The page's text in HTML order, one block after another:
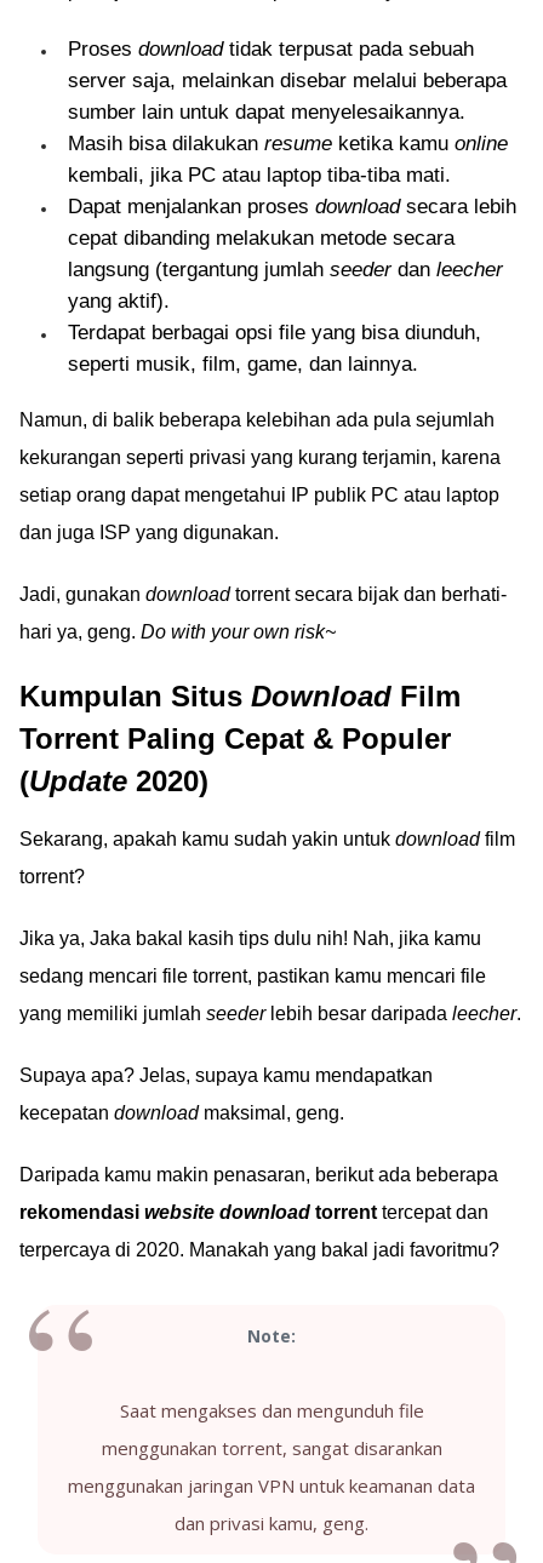
Proses downloadtidak terpusat pada sebuah
server saja, melainkan disebar melalui beberapa
sumber lain untuk dapat menyelesaikannya.
Masih bisa dilakukan resume ketika kamu online
kembali, jika PC atau laptop tiba-tiba mati.
Dapat menjalankan proses downloadsecara lebih
cepat dibanding melakukan metode secara
langsung (tergantung jumlah seederdan leecher
yang aktif).
Terdapat berbagai opsi file yang bisa diunduh,
seperti musik, film, game, dan lainnya.
Namun, di balik beberapa kelebihan ada pula sejumlah
kekurangan seperti privasi yang kurang terjamin, karena
setiap orang dapat mengetahui IP publik PC atau laptop
dan juga ISP yang digunakan.
Jadi, gunakan downloadtorrent secara bijak dan berhati-
hari ya, geng. Do with your own risk~
Kumpulan Situs Download Film
Torrent Paling Cepat & Populer
(Update 2020)
Sekarang, apakah kamu sudah yakin untuk downloadfilm
torrent?
Jika ya, Jaka bakal kasih tips dulu nih! Nah, jika kamu
sedang mencari file torrent, pastikan kamu mencari file
yang memiliki jumlah seederlebih besar daripada leecher.
Supaya apa? Jelas, supaya kamu mendapatkan
kecepatan downloadmaksimal, geng.
Daripada kamu makin penasaran, berikut ada beberapa
rekomendasi website download torrent tercepat dan
terpercaya di 2020. Manakah yang bakal jadi favoritmu?
Note:
Saat mengakses dan mengunduh file
menggunakan torrent, sangat disarankan
menggunakan jaringan VPN untuk keamanan data
dan privasi kamu, geng.